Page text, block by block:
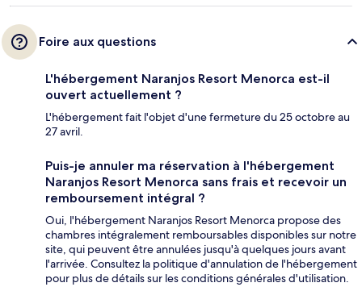
Foire aux questions
L'hébergement Naranjos Resort Menorca est-il
ouvert actuellement ?
L'hébergement fait l'objet d'une fermeture du 25 octobre au
27 avril.
Puis-je annuler ma réservation à l'hébergement
Naranjos Resort Menorca sans frais et recevoir un
remboursement intégral ?
Oui, l'hébergement Naranjos Resort Menorca propose des
chambres intégralement remboursables disponibles sur notre
site, qui peuvent être annulées jusqu'à quelques jours avant
l'arrivée. Consultez la politique d'annulation de l'hébergement
pour plus de détails sur les conditions générales d'utilisation.